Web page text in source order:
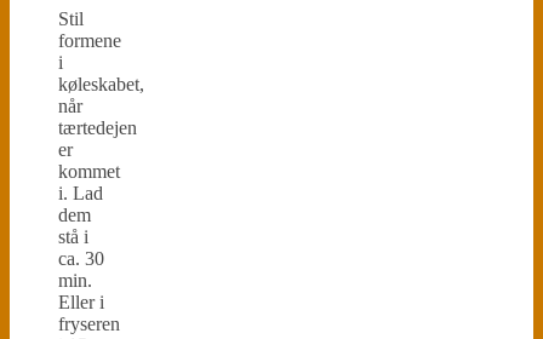
Stil
formene
i
køleskabet,
når
tærtedejen
er
kommet
i. Lad
dem
stå i
ca. 30
min.
Eller i
fryseren